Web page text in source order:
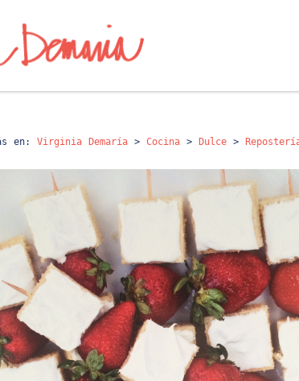
en: Virginia Demaría > Cocina > Dulce >